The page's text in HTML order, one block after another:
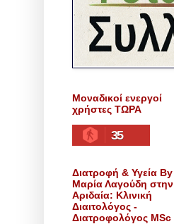
Μοναδικοί ενεργοί
χρήστες ΤΩΡΑ
35
Διατροφή & Υγεία By
Μαρία Λαγούδη στην
Αριδαία: Κλινική
Διαιτολόγος -
Διατροφολόγος MSc